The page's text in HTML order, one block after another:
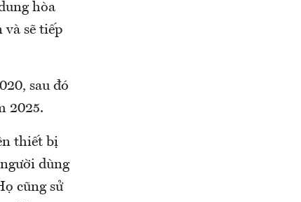
hòa
sẽ tiếp
sau đó
2025.
thiết bị
dùng
cũng sử